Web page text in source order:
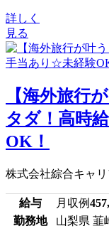
詳しく
見る
【海外旅行
タダ！高時
OK！
株式会社綜合キャ
給与 月収例
勤務地
山梨県 韮